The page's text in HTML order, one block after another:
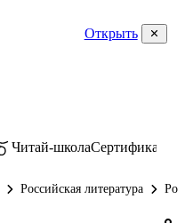
Открыть
Читай-школаСертификаты
Российская литература